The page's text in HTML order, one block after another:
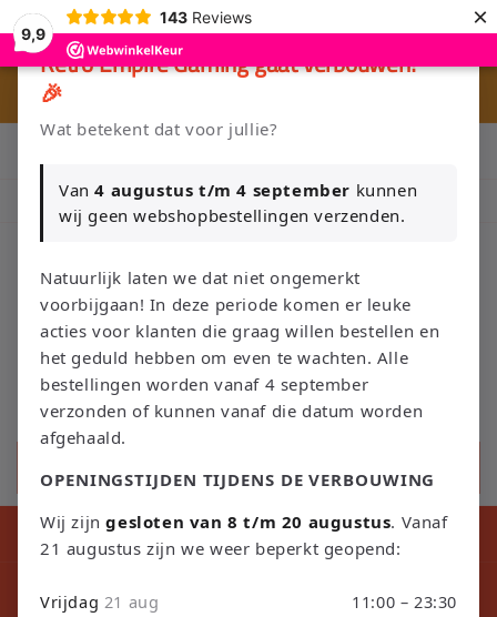
9,9
143 Reviews ×
Meteen
naar de
content
Klik Hier en Verkoop je Game of TCG collectie aan Retro Empire
Nieuw: zoek je Magic-deck automatisch op in onze voorraad.
Winkelwagen
Kortingscode tijdens ons verbouwing10% Korting op Games en
Consoles : Verbouwing2026
⚠️ PLEASE NOTE: Orders placed from August 4 through
September 3 will be shipped on September 4 due to our
Retro Empire Gaming gaat verbouwen!
🎉
Wat betekent dat voor jullie?
Van4 augustus t/m 4 september kunnen
wij geen webshopbestellingen verzenden.
Natuurlijk laten we dat niet ongemerkt
voorbijgaan! In deze periode komen er leuke
acties voor klanten die graag willen bestellen en
het geduld hebben om even te wachten. Alle
bestellingen worden vanaf 4 september
verzonden of kunnen vanaf die datum worden
afgehaald.
OPENINGSTIJDEN TIJDENS DE VERBOUWING
Wij zijngesloten van 8 t/m 20 augustus. Vanaf
21 augustus zijn we weer beperkt geopend:
Vrijdag 21 aug 11:00 – 23:30